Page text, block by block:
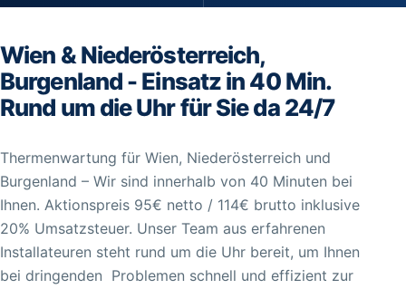
Wien & Niederösterreich,
Burgenland - Einsatz in 40 Min.
Rund um die Uhr für Sie da 24/7
Thermenwartung für Wien, Niederösterreich und
Burgenland – Wir sind innerhalb von 40 Minuten bei
Ihnen. Aktionspreis 95€ netto / 114€ brutto inklusive
20% Umsatzsteuer. Unser Team aus erfahrenen
Installateuren steht rund um die Uhr bereit, um Ihnen
bei dringenden Problemen schnell und effizient zur